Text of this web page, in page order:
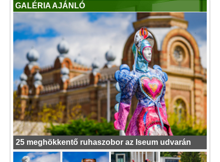
GALÉRIA AJÁNLÓ
25 meghökkentő ruhaszobor az Iseum udvarán